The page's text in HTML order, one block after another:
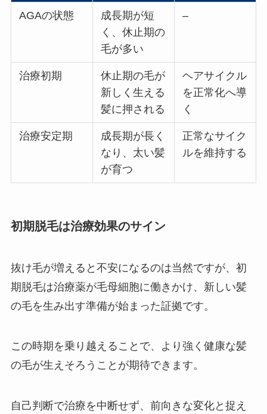
AGAの状態
成長期が短
く、休止期の
毛が多い
–
治療初期
休止期の毛が
新しく生える
髪に押される
ヘアサイクル
を正常化へ導
く
治療安定期
成長期が長く
なり、太い髪
が育つ
正常なサイク
ルを維持する
初期脱毛は治療効果のサイン
抜け毛が増えると不安になるのは当然ですが、初
期脱毛は治療薬が毛母細胞に働きかけ、新しい髪
の毛を生み出す準備が始まった証拠です。
この時期を乗り越えることで、より強く健康な髪
の毛が生えそろうことが期待できます。
自己判断で治療を中断せず、前向きな変化と捉え